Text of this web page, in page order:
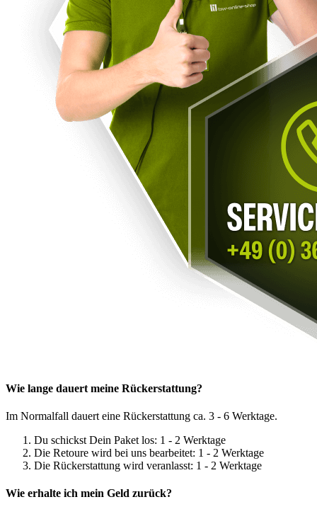
Wie lange dauert meine Rückerstattung?
Im Normalfall dauert eine Rückerstattung ca. 3 - 6 Werktage.
Du schickst Dein Paket los: 1 - 2 Werktage
Die Retoure wird bei uns bearbeitet: 1 - 2 Werktage
Die Rückerstattung wird veranlasst: 1 - 2 Werktage
Wie erhalte ich mein Geld zurück?